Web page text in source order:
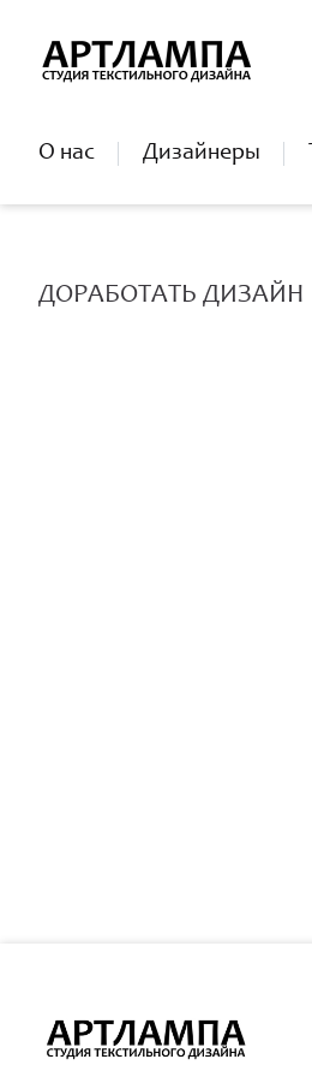
О нас Дизайнеры
ДОРАБОТАТЬ ДИЗАЙН